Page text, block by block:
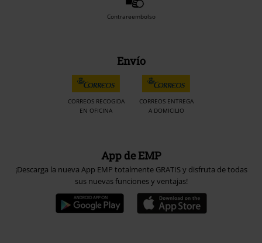
Contrareembolso
Envío
CORREOS RECOGIDA
EN OFICINA
CORREOS ENTREGA
A DOMICILIO
App de EMP
¡Descarga la nueva App EMP totalmente GRATIS y disfruta de todas
sus nuevas funciones y ventajas!